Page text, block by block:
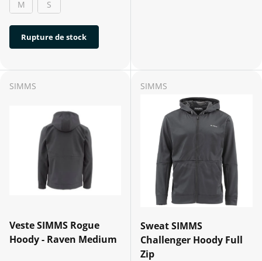
M S
Rupture de stock
SIMMS
Veste SIMMS Rogue
Hoody - Raven Medium
SIMMS
Sweat SIMMS
Challenger Hoody Full
Zip